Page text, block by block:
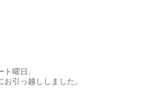
ト曜日、
引っ越ししました。